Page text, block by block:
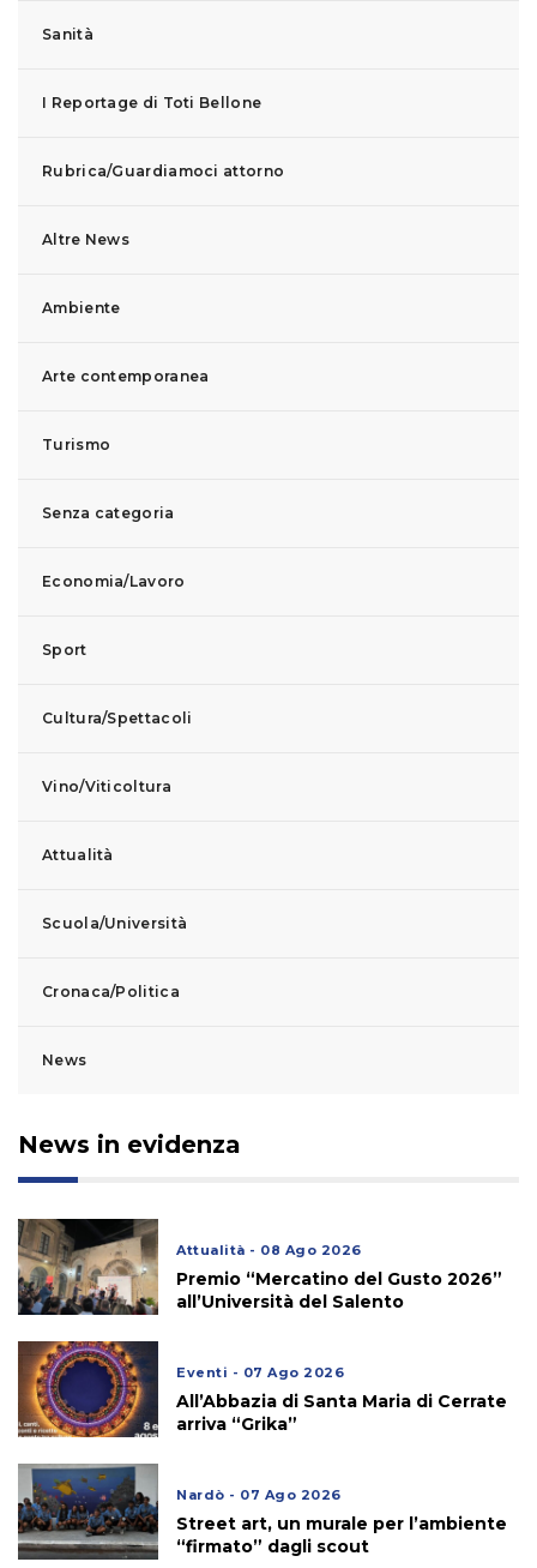
Sanità
I Reportage di Toti Bellone
Rubrica/Guardiamoci attorno
Altre News
Ambiente
Arte contemporanea
Turismo
Senza categoria
Economia/Lavoro
Sport
Cultura/Spettacoli
Vino/Viticoltura
Attualità
Scuola/Università
Cronaca/Politica
News
News in evidenza
Attualità - 08 Ago 2026
Premio “Mercatino del Gusto 2026”
all’Università del Salento
Eventi - 07 Ago 2026
All’Abbazia di Santa Maria di Cerrate
arriva “Grika”
Nardò - 07 Ago 2026
Street art, un murale per l’ambiente
“firmato” dagli scout